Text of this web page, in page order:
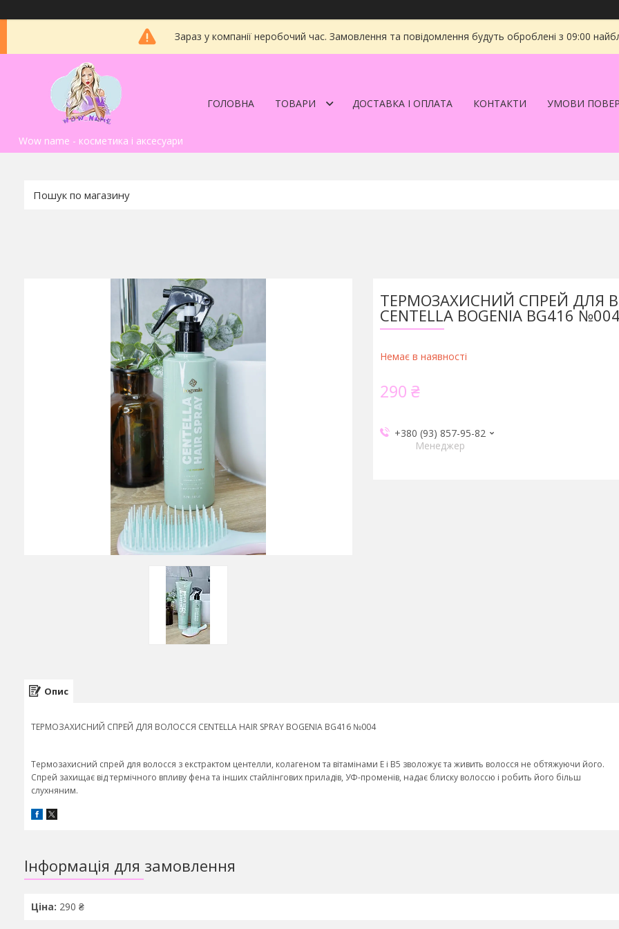
Зараз у компанії неробочий час. Замовлення та повідомлення будуть оброблені з 09:00
Wow name - косметика і аксесуари
ГОЛОВНА ТОВАРИ ДОСТАВКА І ОПЛАТА КОНТАКТИ УМОВИ
ТЕРМОЗАХИСНИЙ СПРЕЙ ДЛЯ
CENTELLA BOGENIA BG416
Немає в наявності
290 ₴
+380 (93) 857-95-82
Менеджер
Опис
ТЕРМОЗАХИСНИЙ СПРЕЙ ДЛЯ ВОЛОССЯ CENTELLA HAIR SPRAY BOGENIA BG416 №004
Термозахисний спрей для волосся з екстрактом центелли, колагеном та вітамінами E і В5 зволожує та живить волосся не обтяжуючи його.
Спрей захищає від термічного впливу фена та інших стайлінгових приладів, УФ-променів, надає блиску волоссю і робить його більш
слухняним.
Інформація для замовлення
Ціна: 290 ₴